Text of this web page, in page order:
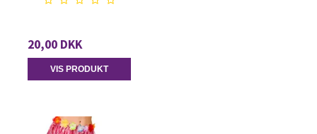
20,00 DKK
VIS PRODUKT